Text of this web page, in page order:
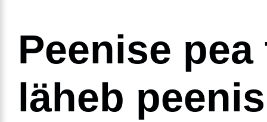
Peenise pea
läheb peenis